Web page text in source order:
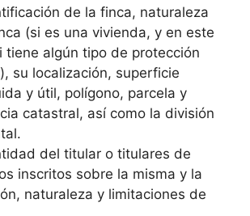
de la finca, naturaleza
(si es una vivienda, y en este
tiene algún tipo de protección
su localización, superficie
y útil, polígono, parcela y
catastral, así como la división
del titular o titulares de
inscritos sobre la misma y la
naturaleza y limitaciones de